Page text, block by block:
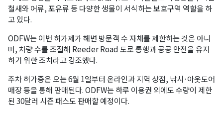
철새와 어류, 포유류 등 다양한 생물이 서식하는 보호구역 역할을 하
고 있다.
ODFW는 이번 허가제가 해변 방문객 수 자체를 제한하는 것은 아니
며, 차량 수를 조절해 Reeder Road 도로 통행과 공공 안전을 유지
하기 위한 조치라고 강조했다.
주차 허가증은 오는 6월 1일부터 온라인과 지역 상점, 낚시·아웃도어
매장 등을 통해 판매된다. ODFW는 하루 이용권 외에도 수량이 제한
된 30달러 시즌 패스도 판매할 예정이다.